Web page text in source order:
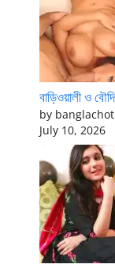
বাড়িওয়ালী ও
by
July 10, 2026